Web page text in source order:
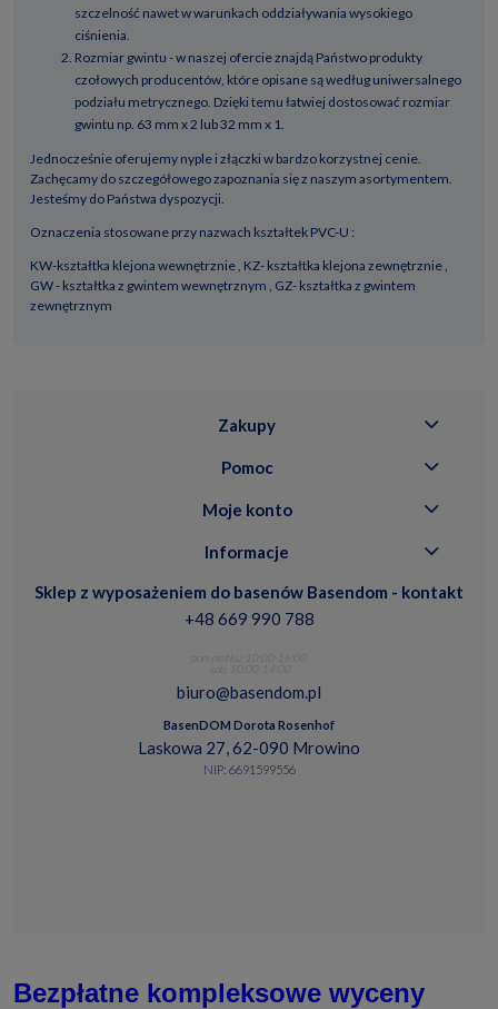
szczelność nawet w warunkach oddziaływania wysokiego
ciśnienia.
Rozmiar gwintu - w naszej ofercie znajdą Państwo produkty
czołowych producentów, które opisane są według uniwersalnego
podziału metrycznego. Dzięki temu łatwiej dostosować rozmiar
gwintu np. 63 mm x 2 lub 32 mm x 1.
Jednocześnie oferujemy nyple i złączki w bardzo korzystnej cenie.
Zachęcamy do szczegółowego zapoznania się z naszym asortymentem.
Jesteśmy do Państwa dyspozycji.
Oznaczenia stosowane przy nazwach kształtek PVC-U :
KW-kształtka klejona wewnętrznie , KZ- kształtka klejona zewnętrznie ,
GW - kształtka z gwintem wewnętrznym , GZ- kształtka z gwintem
zewnętrznym
Zakupy
Pomoc
Moje konto
Informacje
Sklep z wyposażeniem do basenów Basendom - kontakt
+48 669 990 788
biuro@basendom.pl
BasenDOM Dorota Rosenhof
Laskowa 27, 62-090 Mrowino
NIP: 6691599556
Bezpłatne kompleksowe wyceny